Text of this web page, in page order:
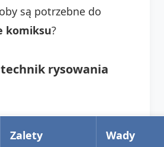
są potrzebne do
komiksu?
rysowania
Zalety Wady